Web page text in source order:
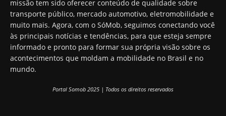
missão tem sido oferecer conteúdo de qualidade sobre
transporte público, mercado automotivo, eletromobilidade e
muito mais. Agora, com o SóMob, seguimos conectando você
às principais notícias e tendências, para que esteja sempre
informado e pronto para formar sua própria visão sobre os
acontecimentos que moldam a mobilidade no Brasil e no
mundo.
Portal Somob 2025 | Todos os direitos reservados